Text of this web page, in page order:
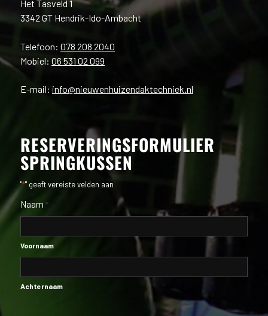
Het Tasveld 1
3342 GT Hendrik-Ido-Ambacht
Telefoon: 078 208 2040
Mobiel: 06 531 02 099
E-mail: info@nieuwenhuizendaktechniek.nl
RESERVERINGSFORMULIER
SPRINGKUSSEN
"*" geeft vereiste velden aan
Naam *
Voornaam
Achternaam